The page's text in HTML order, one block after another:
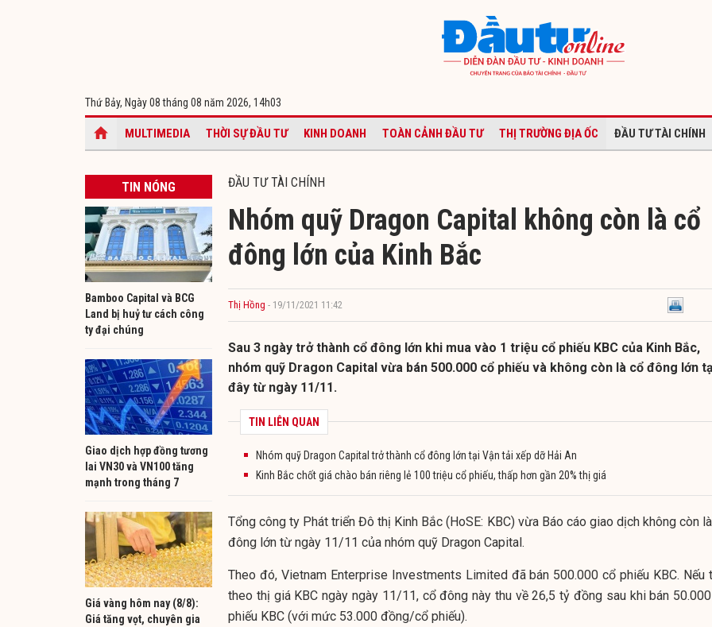
Thứ Bảy, Ngày 08 tháng 08 năm 2026, 14h03
MULTIMEDIA THỜI SỰ ĐẦU TƯ KINH DOANH TOÀN CẢNH ĐẦU TƯ THỊ TRƯỜNG ĐỊA ỐC ĐẦU TƯ TÀI CHÍNH
TIN NÓNG
Bamboo Capital và BCG
Land bị huỷ tư cách công
ty đại chúng
Giao dịch hợp đồng tương
lai VN30 và VN100 tăng
mạnh trong tháng 7
Giá vàng hôm nay (8/8):
Giá tăng vọt, chuyên gia
ĐẦU TƯ TÀI CHÍNH
Nhóm quỹ Dragon Capital không còn là cổ
đông lớn của Kinh Bắc
Thị Hồng - 19/11/2021 11:42
Sau 3 ngày trở thành cổ đông lớn khi mua vào 1 triệu cổ phiếu KBC của Kinh Bắc,
nhóm quỹ Dragon Capital vừa bán 500.000 cổ phiếu và không còn là cổ đông lớn
đây từ ngày 11/11.
TIN LIÊN QUAN
Nhóm quỹ Dragon Capital trở thành cổ đông lớn tại Vận tải xếp dỡ Hải An
Kinh Bắc chốt giá chào bán riêng lẻ 100 triệu cổ phiếu, thấp hơn gần 20% thị giá
Tổng công ty Phát triển Đô thị Kinh Bắc (HoSE: KBC) vừa Báo cáo giao dịch không còn
đông lớn từ ngày 11/11 của nhóm quỹ Dragon Capital.
Theo đó, Vietnam Enterprise Investments Limited đã bán 500.000 cổ phiếu KBC. Nếu
theo thị giá KBC ngày ngày 11/11, cổ đông này thu về 26,5 tỷ đồng sau khi bán
phiếu KBC (với mức 53.000 đồng/cổ phiếu).